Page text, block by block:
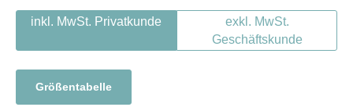
inkl. MwSt. Privatkunde
exkl. MwSt.
Geschäftskunde
Größentabelle